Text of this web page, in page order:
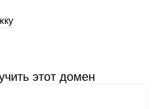
этот домен